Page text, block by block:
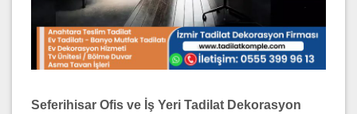
Seferihisar Ofis ve İş Yeri Tadilat Dekorasyon